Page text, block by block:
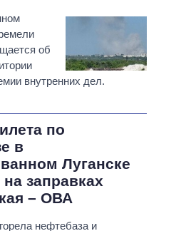
об
внутренних дел.
по
в
Луганске
заправках
– ОВА
нефтебаза и